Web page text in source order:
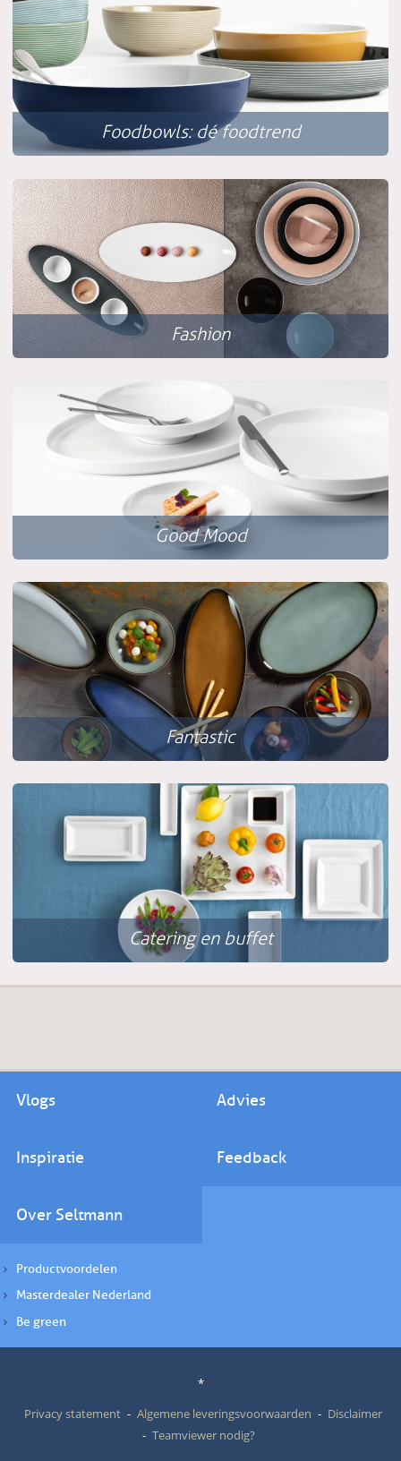
Foodbowls: dé foodtrend
Fashion
Good Mood
Fantastic
Catering en buffet
Vlogs Advies
Inspiratie Feedback
Over Seltmann
Productvoordelen
Masterdealer Nederland
Be green
*
Privacy statement
Algemene leveringsvoorwaarden
Disclaimer
Teamviewer nodig?